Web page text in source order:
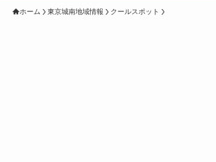
ホーム 東京城南地域情報 クールスポット